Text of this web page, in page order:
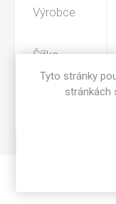
Výrobce
Šířka
Povrchová
Tyto stránky
stránkách